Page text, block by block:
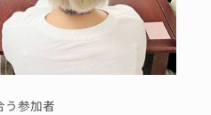
う参加者